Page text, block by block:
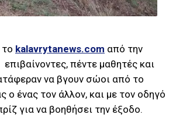
kalavrytanews.com από την
πέντε μαθητές και
να βγουν σώοι από το
ο ένας τον άλλον, και με τον οδηγό
για να βοηθήσει την έξοδο.